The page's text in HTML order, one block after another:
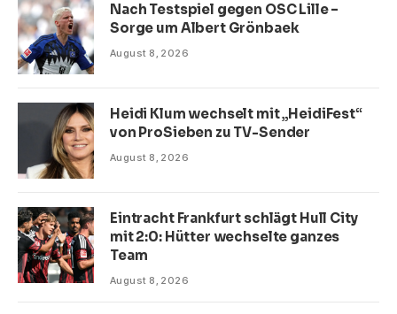
Nach Testspiel gegen OSC Lille –
Sorge um Albert Grönbaek
August 8, 2026
Heidi Klum wechselt mit „HeidiFest“
von ProSieben zu TV-Sender
August 8, 2026
Eintracht Frankfurt schlägt Hull City
mit 2:0: Hütter wechselte ganzes
Team
August 8, 2026